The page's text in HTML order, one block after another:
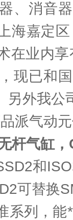
、消音
海嘉定
在业内
现已和
另外我
派气动
杆气缸
和
可替换
系列，